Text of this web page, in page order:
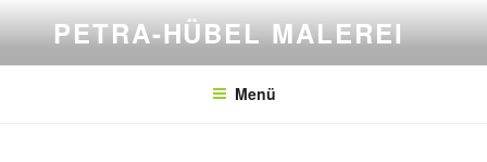
springen
PETRA-HÜBEL MALEREI
Menü